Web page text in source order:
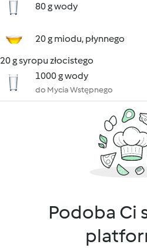
80 g wody
20 g miodu, płynnego
20 g syropu złocistego
1000 g wody
do Mycia Wstępnego
Podoba Ci